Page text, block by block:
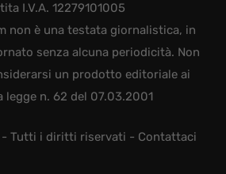
I.V.A. 12279101005
non è una testata giornalistica, in
senza alcuna periodicità. Non
un prodotto editoriale ai
legge n. 62 del 07.03.2001
Tutti i diritti riservati - Contattaci